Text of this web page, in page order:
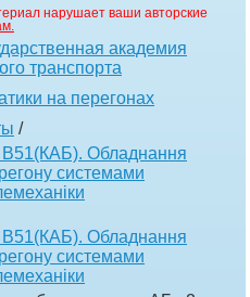
нарушает ваши авторские
академия
транспорта
на перегонах
/
В51(КАБ). Обладнання
системами
В51(КАБ). Обладнання
системами